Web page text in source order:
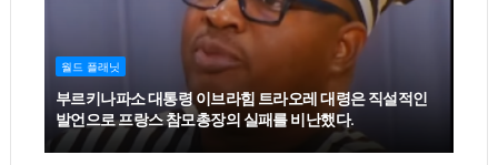
월드 플래닛
부르키나파소 대통령 이브라힘 트라오레 대령은 직설적인
발언으로 프랑스 참모총장의 실패를 비난했다.